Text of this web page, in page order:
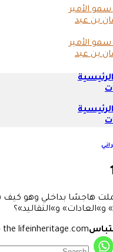
هاجسًا بداخلي وهو كيف
و»العادات» و»التقاليد»؟
lifeinheritage.com